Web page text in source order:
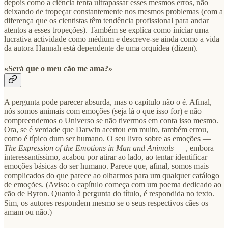
depois como a ciência tenta ultrapassar esses mesmos erros, não
deixando de tropeçar constantemente nos mesmos problemas (com a
diferença que os cientistas têm tendência profissional para andar
atentos a esses tropeções). Também se explica como iniciar uma
lucrativa actividade como médium e descreve-se ainda como a vida
da autora Hannah está dependente de uma orquídea (dizem).
«Será que o meu cão me ama?»
A pergunta pode parecer absurda, mas o capítulo não o é. Afinal,
nós somos animais com emoções (seja lá o que isso for) e não
compreendemos o Universo se não tivermos em conta isso mesmo.
Ora, se é verdade que Darwin acertou em muito, também errou,
como é típico dum ser humano. O seu livro sobre as emoções —
The Expression of the Emotions in Man and Animals — , embora
interessantíssimo, acabou por atirar ao lado, ao tentar identificar
emoções básicas do ser humano. Parece que, afinal, somos mais
complicados do que parece ao olharmos para um qualquer catálogo
de emoções. (Aviso: o capítulo começa com um poema dedicado ao
cão de Byron. Quanto à pergunta do título, é respondida no texto.
Sim, os autores respondem mesmo se o seus respectivos cães os
amam ou não.)